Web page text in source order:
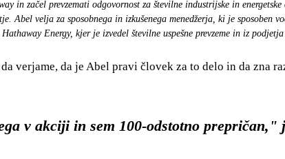
in začel prevzemati odgovornost za številne industrijske in energetske
Abel velja za sposobnega in izkušenega menedžerja, ki je
Energy, kjer je izvedel številne uspešne prevzeme in iz
verjame, da je Abel pravi človek za to delo in da zna
v akciji in sem 100-odstotno